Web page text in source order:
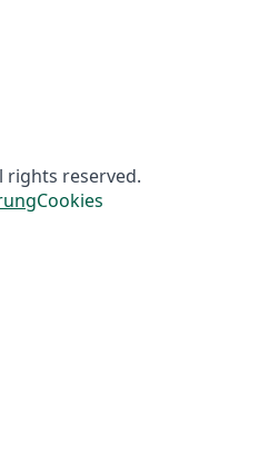
rights reserved.
Cookies